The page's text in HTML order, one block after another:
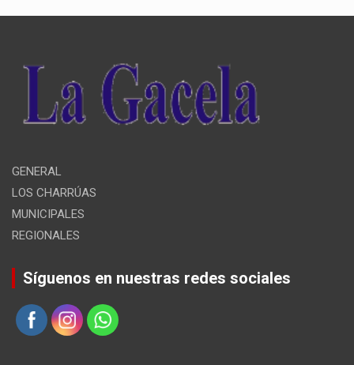
GENERAL
LOS CHARRÚAS
MUNICIPALES
REGIONALES
Síguenos en nuestras redes sociales